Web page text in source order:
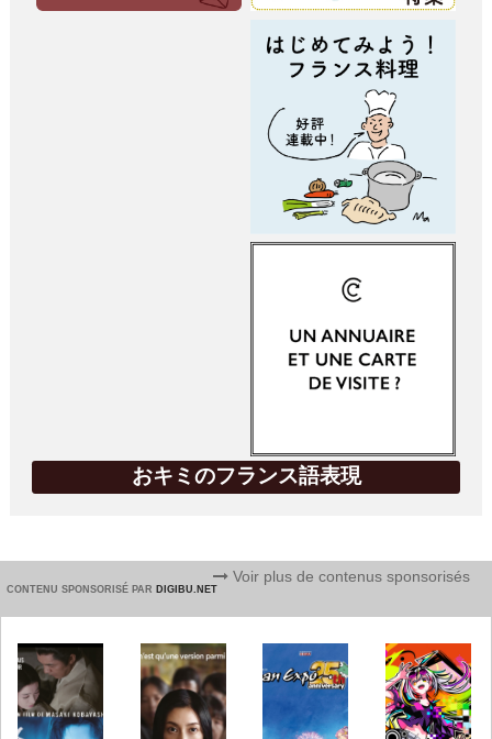
おキミのフランス語表現
CONTENU SPONSORISÉ PAR DIGIBU.NET
Voir plus de contenus sponsorisés